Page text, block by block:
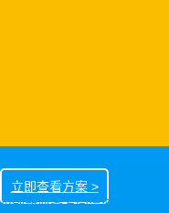
立即查看方案 >
AI创新业务方向混沌，高失败